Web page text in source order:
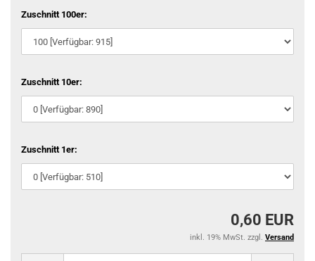
Zuschnitt 100er:
Zuschnitt 10er:
Zuschnitt 1er:
0,60 EUR
inkl. 19% MwSt. zzgl. Versand